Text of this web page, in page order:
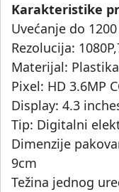
Karakteristike
Uvećanje do
Rezolucija:
Materijal:
Pixel: HD 3.6MP
Display: 4.3
Tip: Digitalni
Dimenzije
9cm
Težina jednog